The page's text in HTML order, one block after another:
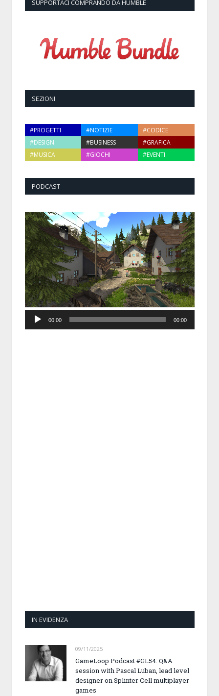
SUPPORTACI COMPRANDO DA HUMBLE
SEZIONI
#PROGETTI #NOTIZIE
#CODICE
#DESIGN
#BUSINESS
#GRAFICA
#MUSICA
#GIOCHI #EVENTI
PODCAST
Player
00:00 00:00
IN EVIDENZA
09/11/2025
GameLoop Podcast #GL54: Q&A
session with Pascal Luban, lead level
designer on Splinter Cell multiplayer
games